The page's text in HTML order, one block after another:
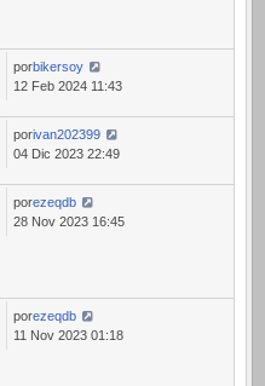
porbikersoy
12 Feb 2024 11:43
porivan202399
04 Dic 2023 22:49
porezeqdb
28 Nov 2023 16:45
porezeqdb
11 Nov 2023 01:18